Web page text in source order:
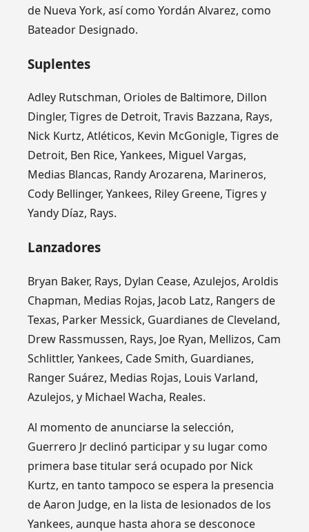
de Nueva York, así como Yordán Alvarez, como
Bateador Designado.
Suplentes
Adley Rutschman, Orioles de Baltimore, Dillon
Dingler, Tigres de Detroit, Travis Bazzana, Rays,
Nick Kurtz, Atléticos, Kevin McGonigle, Tigres de
Detroit, Ben Rice, Yankees, Miguel Vargas,
Medias Blancas, Randy Arozarena, Marineros,
Cody Bellinger, Yankees, Riley Greene, Tigres y
Yandy Díaz, Rays.
Lanzadores
Bryan Baker, Rays, Dylan Cease, Azulejos, Aroldis
Chapman, Medias Rojas, Jacob Latz, Rangers de
Texas, Parker Messick, Guardianes de Cleveland,
Drew Rassmussen, Rays, Joe Ryan, Mellizos, Cam
Schlittler, Yankees, Cade Smith, Guardianes,
Ranger Suárez, Medias Rojas, Louis Varland,
Azulejos, y Michael Wacha, Reales.
Al momento de anunciarse la selección,
Guerrero Jr declinó participar y su lugar como
primera base titular será ocupado por Nick
Kurtz, en tanto tampoco se espera la presencia
de Aaron Judge, en la lista de lesionados de los
Yankees, aunque hasta ahora se desconoce